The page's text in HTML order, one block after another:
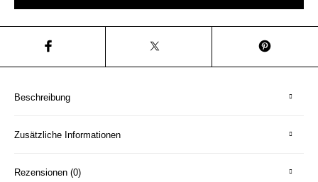
Beschreibung
Zusätzliche Informationen
Rezensionen (0)